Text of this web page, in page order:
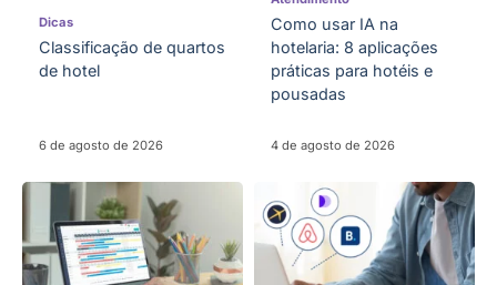
Dicas
Classificação de quartos
de hotel
6 de agosto de 2026
Como usar IA na
hotelaria: 8 aplicações
práticas para hotéis e
pousadas
4 de agosto de 2026